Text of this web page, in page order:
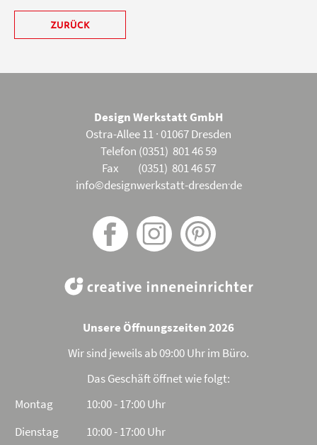
ZURÜCK
Design Werkstatt GmbH
Ostra-Allee 11 · 01067 Dresden
Telefon (0351) 801 46 59
Fax (0351) 801 46 57
info©designwerkstatt-dresden.de
Unsere Öffnungszeiten 2026
Wir sind jeweils ab 09:00 Uhr im Büro.
Das Geschäft öffnet wie folgt:
Montag
10:00 - 17:00 Uhr
Dienstag
10:00 - 17:00 Uhr